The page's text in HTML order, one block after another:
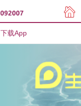
用户注册
下载App